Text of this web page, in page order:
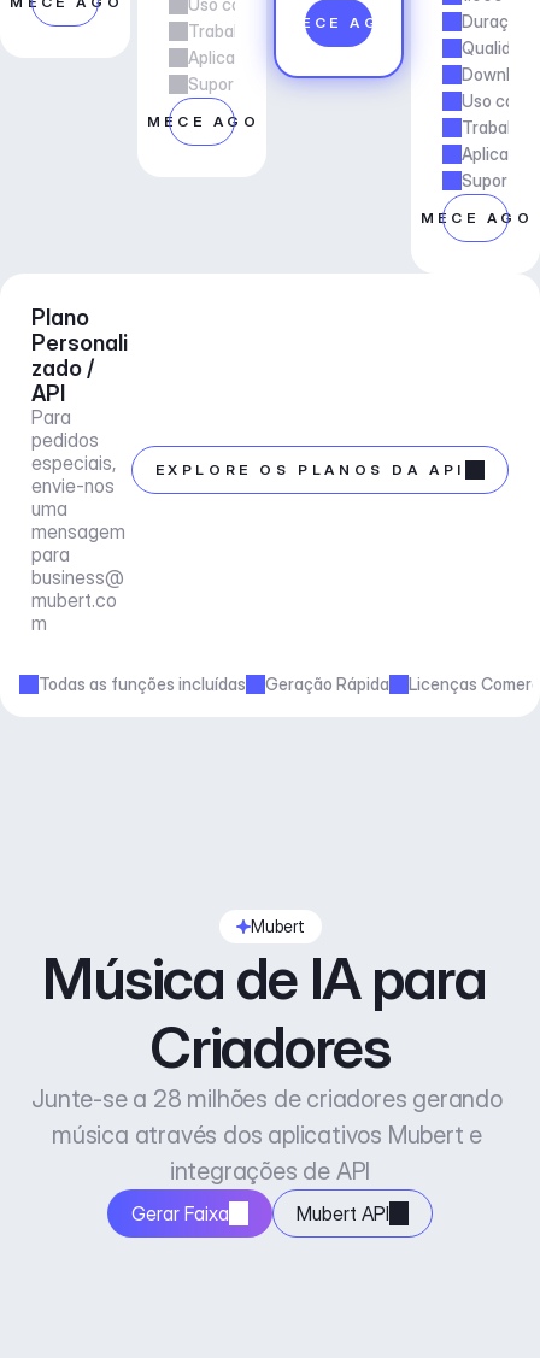
Uso comercial
Trabalho freelancer e de agência
Aplicações e Serviços
Suporte ao gerente de conta
COMECE AGORA
COMECE AGORA
Duração
Uso
Trabalho
Suporte
COMECE
Plano
Personali
zado /
API
Para
pedidos
especiais,
envie-nos
uma
mensagem
business@
mubert.co
m
EXPLORE OS PLANOS DA API
Todas as funções incluídas Geração Rápida Licenças
Mubert
Música de IA para
Criadores
Junte-se a 28 milhões de criadores gerando
música através dos aplicativos Mubert e
integrações de API
Gerar Faixa Mubert API